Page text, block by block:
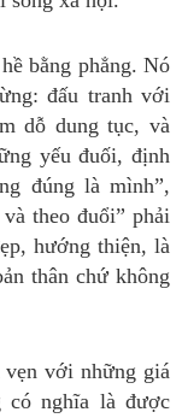
bằng phẳng. Nó
đấu tranh với
dỗ dung tục, và
yếu đuối, định
đúng là mình”,
theo đuổi” phải
hướng thiện, là
thân chứ không
với những giá
có nghĩa là được